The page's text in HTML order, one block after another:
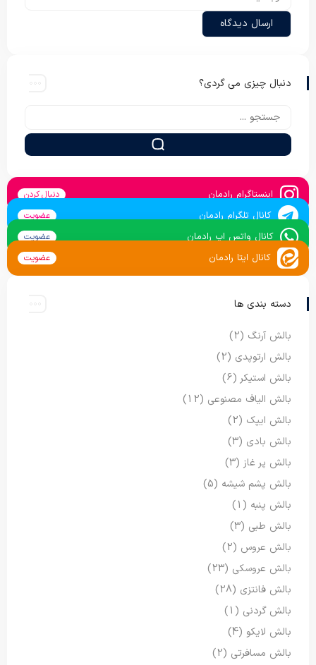
دنبال چیزی می گردی؟
اینستاگرام رادمان دنبال کردن
کانال تلگرام رادمان عضویت
کانال واتس اپ رادمان عضویت
کانال ایتا رادمان عضویت
دسته بندی ها
بالش آرنگ (2)
بالش ارتوپدی (2)
بالش استیکر (6)
بالش الیاف مصنوعی (12)
بالش ایپک (2)
بالش بادی (3)
بالش پر غاز (3)
بالش پشم شیشه (5)
بالش پنبه (1)
بالش طبی (3)
بالش عروس (2)
بالش عروسکی (23)
بالش فانتزی (28)
بالش گردنی (1)
بالش لایکو (4)
بالش مسافرتی (2)